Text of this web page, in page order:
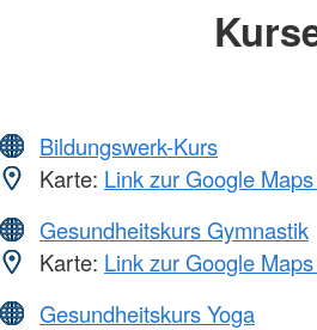
Bildungswerk-Kurs
Karte: Link zur Google
Gesundheitskurs Gymnastik
Karte: Link zur Google
Gesundheitskurs Yoga